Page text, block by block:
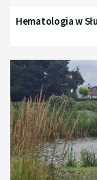
Hematologia w